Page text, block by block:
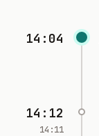
14:04
14:12
14:11